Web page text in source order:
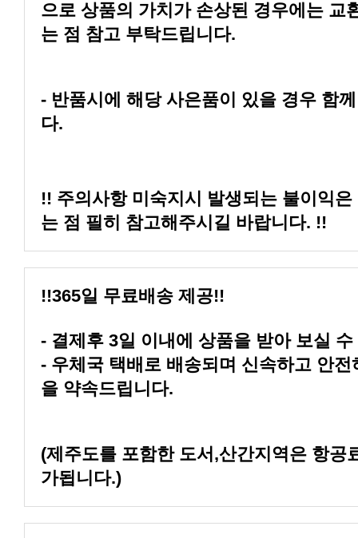
는 점 참고 부탁드립니다.
다.
는 점 필히 참고해주시길 바랍니다. !!
!!365일 무료배송 제공!!
- 결제후 3일 이내에 상품을 받아 보실
을 약속드립니다.
가됩니다.)